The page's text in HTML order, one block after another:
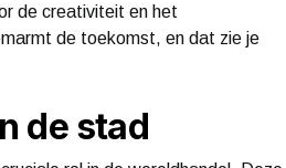
de creativiteit en het
de toekomst, en dat zie je
de stad